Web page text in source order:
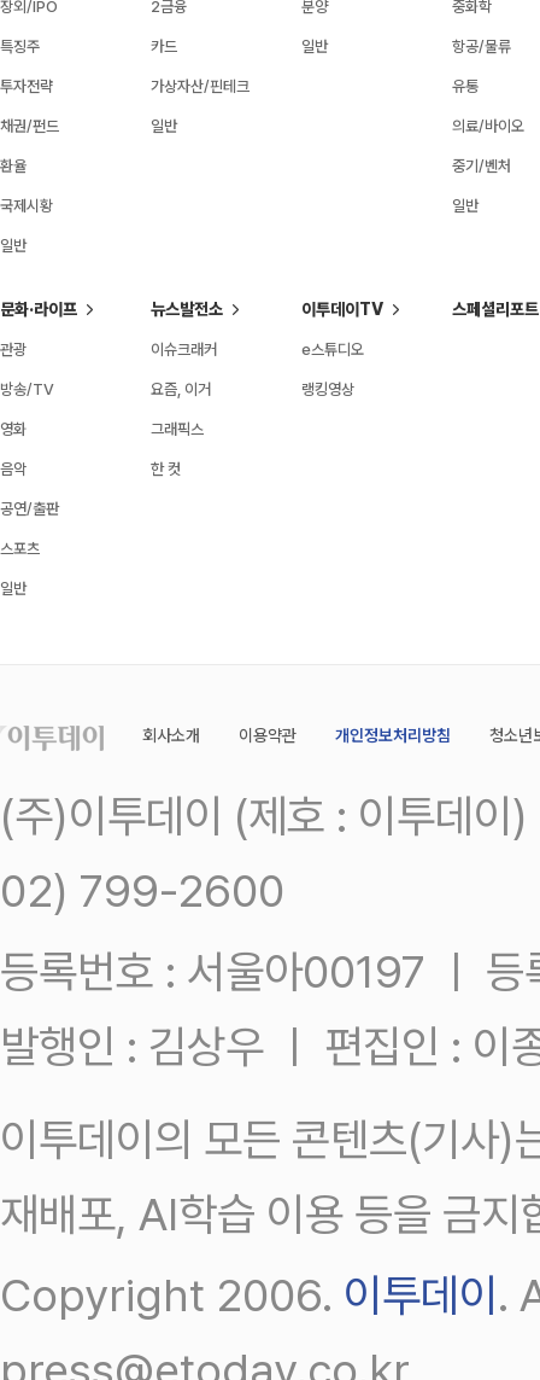
장외/IPO
특징주
투자전략
채권/펀드
환율
국제시황
일반
2금융
카드
가상자산/핀테크
일반
분양
일반
중화학
항공/물류
유통
의료/바이오
중기/벤처
일반
문화·라이프
관광
방송/TV
영화
음악
공연/출판
스포츠
일반
뉴스발전소
이슈크래커
요즘, 이거
그래픽스
한 컷
이투데이TV
e스튜디오
랭킹영상
스페셜리포트
회사소개 이용약관 개인정보처리방침 청소년
(주)이투데이 (제호 : 이투데
02) 799-2600
등록번호 : 서울아00197 ㅣ
발행인 : 김상우 ㅣ 편집인 : 이
이투데이의 모든 콘텐츠(기사)
재배포, AI학습 이용 등을 금지
Copyright 2006. 이투데이.